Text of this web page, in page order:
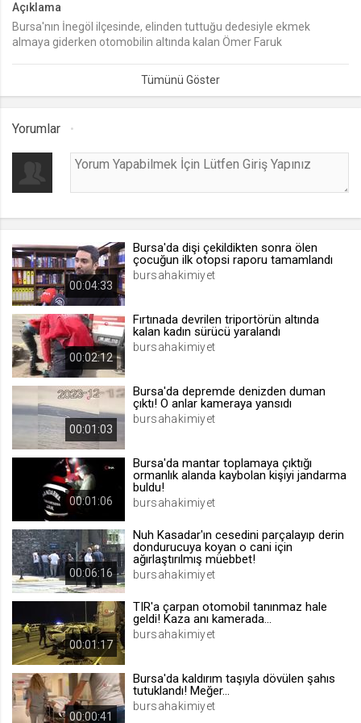
lang
.web.tv
Seçilen dil tercihini tutmak
.web.tv
[hash]
.web.tv
Site içeriği önerme
1 yıl
voteLike*
İsimsiz ziyaretçi için site içeriği
1 ay
.web.tv
İsimsiz ziyaretçi için site içeriği
Açıklama
Bursa'nın İnegöl ilçesinde, elinden tuttuğu dedesiyle ekmek
almaya giderken otomobilin altında kalan Ömer Faruk
birlikte çekildiği fotoğraf kaldı. Kaza sonrası gözaltına alınan araç
sürücüsü Fatma V. (45), "Ben acemi sürücüyüm. Otomobili birkaç
Yorumlar
00:04:33
Bursa'da dişi çekildikten sonra ölen
çocuğun ilk otopsi raporu tamamlandı
bursahakimiyet
00:02:12
Fırtınada devrilen triportörün altında
kalan kadın sürücü yaralandı
bursahakimiyet
00:01:03
Bursa'da depremde denizden duman
çıktı! O anlar kameraya yansıdı
bursahakimiyet
00:01:06
Bursa'da mantar toplamaya çıktığı
ormanlık alanda kaybolan kişiyi jandarma
buldu!
bursahakimiyet
00:06:16
Nuh Kasadar'ın cesedini parçalayıp derin
dondurucuya koyan o cani için
ağırlaştırılmış müebbet!
bursahakimiyet
00:01:17
TIR'a çarpan otomobil tanınmaz hale
geldi! Kaza anı kamerada...
bursahakimiyet
00:00:41
Bursa'da kaldırım taşıyla dövülen şahıs
tutuklandı! Meğer...
bursahakimiyet